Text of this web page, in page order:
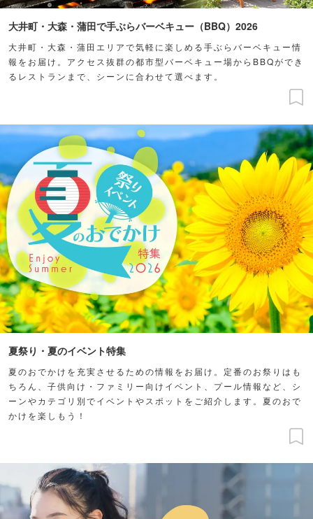
大井町・大森・蒲田で手ぶらバーベキュー（BBQ）2026
大井町・大森・蒲田エリアで気軽に楽しめる手ぶらバーベキュー情
報をお届け。アクセス抜群の都市型バーベキュー場からBBQができ
るレストランまで、シーンに合わせて選べます。
夏祭り・夏のイベント特集
夏のおでかけを充実させるための情報をお届け。定番のお祭りはも
ちろん、子供向け・ファミリー向けイベント、プール情報など、シ
ーンやカテゴリ別でイベントやスポットをご紹介します。夏のおで
かけを楽しもう！